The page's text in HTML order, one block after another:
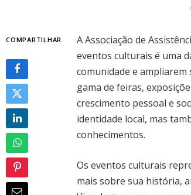
COMPARTILHAR
A Associação de
eventos culturais é uma
comunidade e ampliarem
gama de feiras,
crescimento pessoal e
identidade local, mas
conhecimentos.
Os eventos culturais
mais sobre sua história,